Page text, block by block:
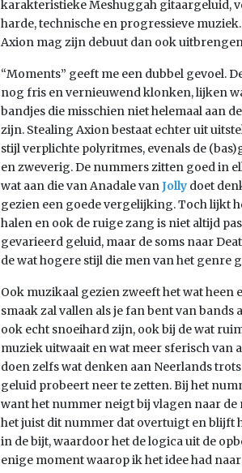
karakteristieke Meshuggah gitaargeluid,
harde, technische en progressieve
Axion mag zijn debuut dan ook
“Moments” geeft me een dubbel gevoel.
nog fris en vernieuwend klonken, lijken
bandjes die misschien niet helemaal aan
zijn. Stealing Axion bestaat echter uit
stijl verplichte polyritmes, evenals de
en zweverig. De nummers zitten goed in
wat aan die van Anadale vanJolly doet
gezien een goede vergelijking. Toch lijkt
halen en ook de ruige zang is niet altijd
gevarieerd geluid, maar de soms naar
de wat hogere stijl die men van het genre
Ook muzikaal gezien zweeft het wat heen
smaak zal vallen als je fan bent van bands
ook echt snoeihard zijn, ook bij de wat
muziek uitwaait en wat meer sferisch van
doen zelfs wat denken aan Neerlands trots
geluid probeert neer te zetten. Bij het
want het nummer neigt bij vlagen naar de
het juist dit nummer dat overtuigt en blijft
in de bijt, waardoor het de logica uit de
enige moment waarop ik het idee had